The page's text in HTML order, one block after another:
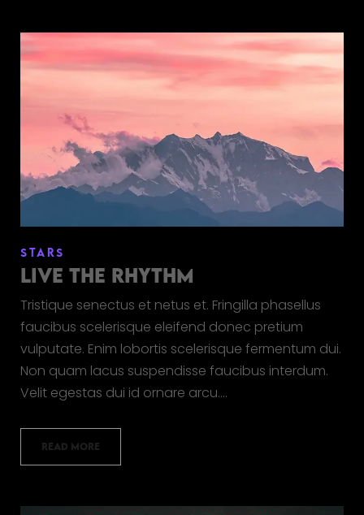
STARS
LIVE THE RHYTHM
Tristique senectus et netus et. Fringilla phasellus
faucibus scelerisque eleifend donec pretium
vulputate. Enim lobortis scelerisque fermentum dui.
Non quam lacus suspendisse faucibus interdum.
Velit egestas dui id ornare arcu.…
READ MORE